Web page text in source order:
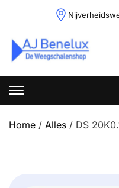
content
Weegschalenshop |
Weegoplossingen
Home / Alles / DS